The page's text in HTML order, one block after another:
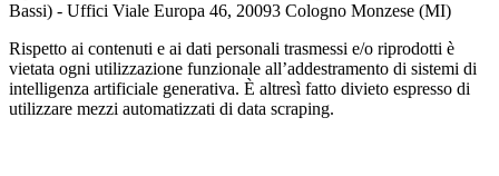
Bassi) - Uffici Viale Europa 46, 20093 Cologno Monzese (MI)
Rispetto ai contenuti e ai dati personali trasmessi e/o riprodotti è
vietata ogni utilizzazione funzionale all’addestramento di sistemi di
intelligenza artificiale generativa. È altresì fatto divieto espresso di
utilizzare mezzi automatizzati di data scraping.